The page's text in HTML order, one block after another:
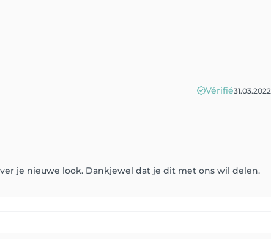
Vérifié31.03.2022
je nieuwe look. Dankjewel dat je dit met ons wil delen.